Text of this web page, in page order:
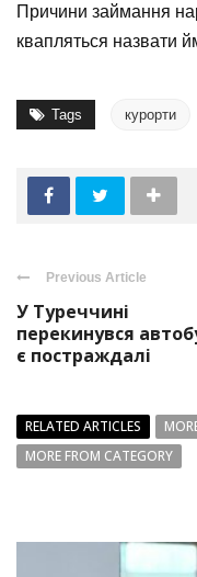
Причини займання
квапляться назвати
Tags курорти
Previous Article
У Туреччині
перекинувся
є постраждалі
RELATED ARTICLES
MORE FROM CATEGORY